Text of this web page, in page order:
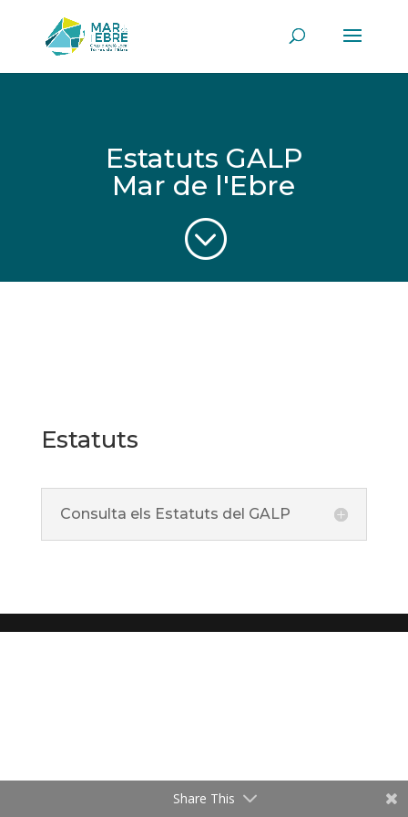
Estatuts GALP
Mar de l'Ebre
;
Estatuts
Consulta els Estatuts del GALP
Share This